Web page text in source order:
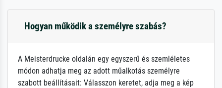
Hogyan működik a személyre szabás?
A Meisterdrucke oldalán egy egyszerű és szemléletes
módon adhatja meg az adott műalkotás személyre
szabott beállításait: Válasszon keretet, adja meg a kép